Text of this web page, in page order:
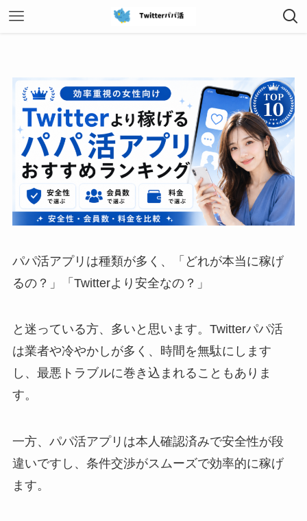
パパ活アプリは種類が多く、「どれが本当に稼げ
るの？」「Twitterより安全なの？」
と迷っている方、多いと思います。Twitterパパ活
は業者や冷やかしが多く、時間を無駄にします
し、最悪トラブルに巻き込まれることもありま
す。
一方、パパ活アプリは本人確認済みで安全性が段
違いですし、条件交渉がスムーズで効率的に稼げ
ます。